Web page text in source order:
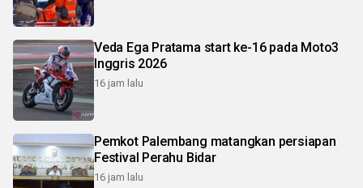
Veda Ega Pratama start ke-16 pada Moto3
Inggris 2026
16 jam lalu
Pemkot Palembang matangkan persiapan
Festival Perahu Bidar
16 jam lalu